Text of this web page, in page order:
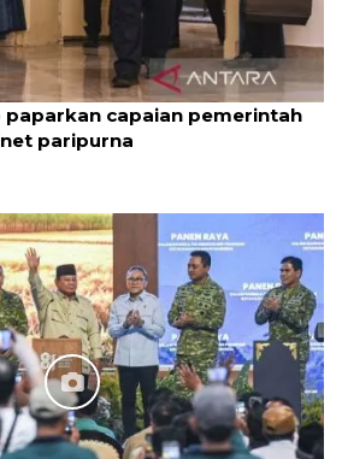
paparkan capaian pemerintah
paripurna